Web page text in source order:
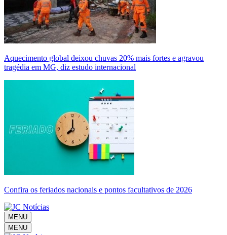
Aquecimento global deixou chuvas 20% mais fortes e agravou
tragédia em MG, diz estudo internacional
Confira os feriados nacionais e pontos facultativos de 2026
MENU
MENU